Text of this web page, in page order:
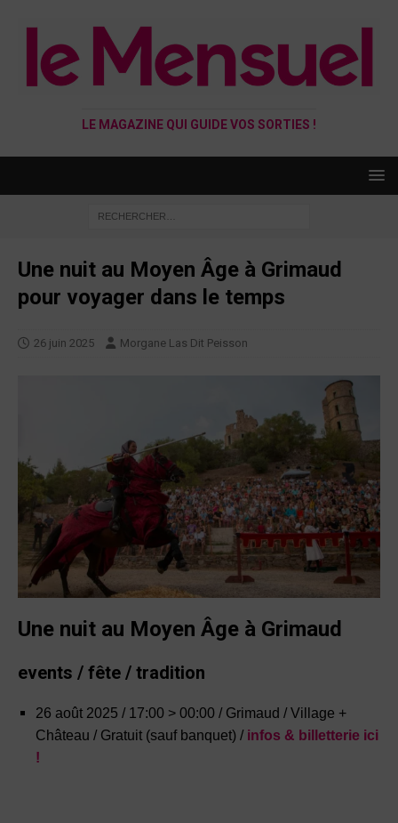
LE MAGAZINE QUI GUIDE VOS SORTIES !
Une nuit au Moyen Âge à Grimaud
pour voyager dans le temps
26 juin 2025 Morgane Las Dit Peisson
Une nuit au Moyen Âge à Grimaud
events / fête / tradition
26 août 2025 / 17:00 > 00:00 / Grimaud / Village +
Château / Gratuit (sauf banquet) / infos & billetterie ici
!